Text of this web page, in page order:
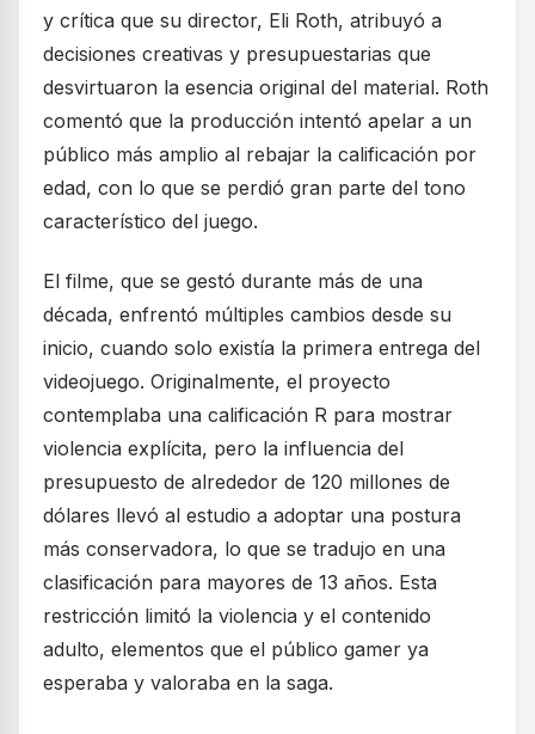
y crítica que su director, Eli Roth, atribuyó a
decisiones creativas y presupuestarias que
desvirtuaron la esencia original del material. Roth
comentó que la producción intentó apelar a un
público más amplio al rebajar la calificación por
edad, con lo que se perdió gran parte del tono
característico del juego.
El filme, que se gestó durante más de una
década, enfrentó múltiples cambios desde su
inicio, cuando solo existía la primera entrega del
videojuego. Originalmente, el proyecto
contemplaba una calificación R para mostrar
violencia explícita, pero la influencia del
presupuesto de alrededor de 120 millones de
dólares llevó al estudio a adoptar una postura
más conservadora, lo que se tradujo en una
clasificación para mayores de 13 años. Esta
restricción limitó la violencia y el contenido
adulto, elementos que el público gamer ya
esperaba y valoraba en la saga.